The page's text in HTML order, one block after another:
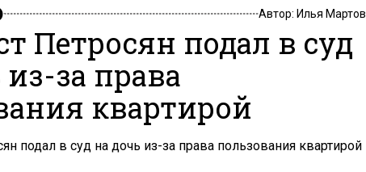
Автор: Илья Мартов
Петросян подал в суд
за права
квартирой